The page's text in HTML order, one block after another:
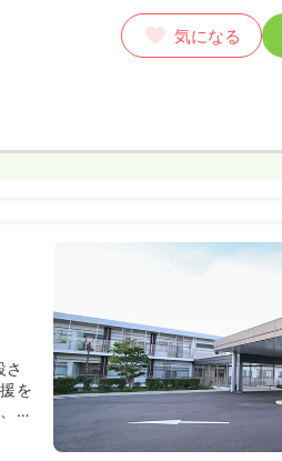
気になる
を
諫